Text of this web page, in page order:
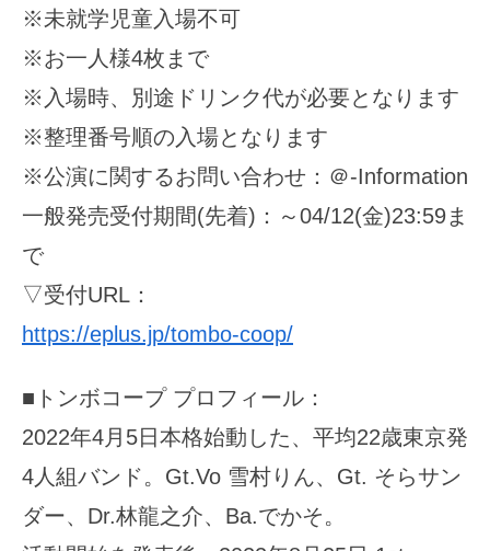
※未就学児童入場不可
※お一人様4枚まで
※入場時、別途ドリンク代が必要となります
※整理番号順の入場となります
※公演に関するお問い合わせ：＠-Information
一般発売受付期間(先着)：～04/12(金)23:59ま
で
▽受付URL：
https://eplus.jp/tombo-coop/
■トンボコープ プロフィール：
2022年4月5日本格始動した、平均22歳東京発
4人組バンド。Gt.Vo 雪村りん、Gt. そらサン
ダー、Dr.林龍之介、Ba.でかそ。